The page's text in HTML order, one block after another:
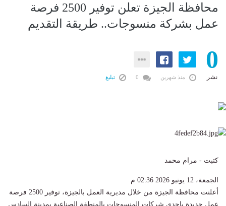
محافظة الجيزة تعلن توفير 2500 فرصة
عمل بشركة منسوجات.. طريقة التقديم
0
نشر منذ شهرين تبليغ
كتبت - مرام محمد
الجمعة، 12 يونيو 2026 02:36 م
أعلنت محافظة الجيزة من خلال مديرية العمل بالجيزة، توفير 2500 فرصة
عمل جديدة بإحدى شركات المنسوجات بالمنطقة الصناعية بمدينة السادس